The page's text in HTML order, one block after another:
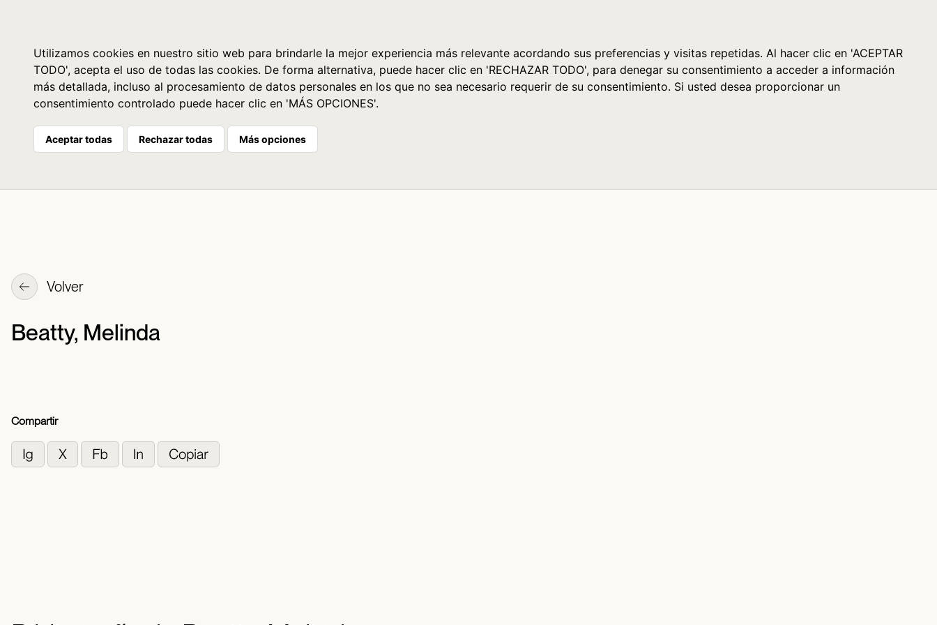
Utilizamos cookies en nuestro sitio web para brindarle la mejor experiencia más relevante acordando sus preferencias y visitas repetidas. Al hacer clic en 'ACEPTAR
TODO', acepta el uso de todas las cookies. De forma alternativa, puede hacer clic en 'RECHAZAR TODO', para denegar su consentimiento a acceder a información
más detallada, incluso al procesamiento de datos personales en los que no sea necesario requerir de su consentimiento. Si usted desea proporcionar un
consentimiento controlado puede hacer clic en 'MÁS OPCIONES'.
Aceptar todas Rechazar todas Más opciones
Volver
Beatty, Melinda
Compartir